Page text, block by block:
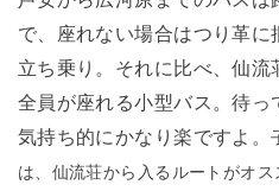
で、座れない場合はつり革
立ち乗り。それに比べ、仙
全員が座れる小型バス。待っ
気持ち的にかなり楽ですよ。
は、仙流荘から入るルートがオ